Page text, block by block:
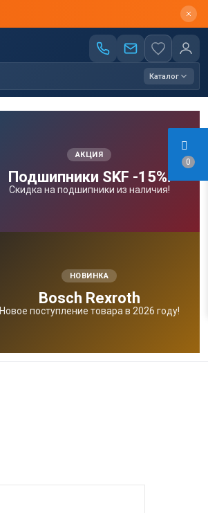
0
Каталог
АКЦИЯ
Подшипники SKF -15%!
Скидка на подшипники из наличия!
НОВИНКА
Bosсh Rexroth
Новое поступление товара в 2026 году!